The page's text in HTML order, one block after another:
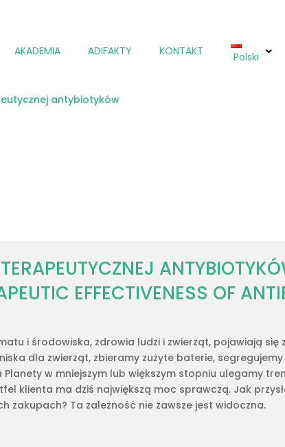
AKADEMIA ADIFAKTY KONTAKT Polski
antybiotyków
EFFECTIVENESS OF
i środowiska, zdrowia ludzi i zwierząt, pojawiają się
dla zwierząt, zbieramy zużyte baterie,
w mniejszym lub większym stopniu ulegamy
klienta ma dziś największą moc sprawczą. Jak
Ta zależność nie zawsze jest widoczna.